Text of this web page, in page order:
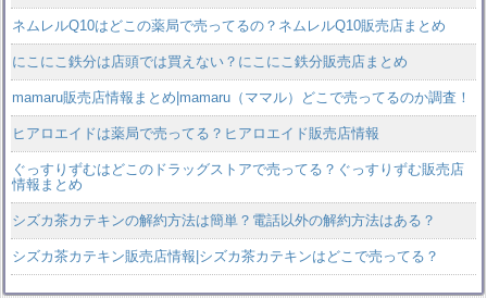
ネムレルQ10はどこの薬局で売ってるの？ネムレルQ10販売店まとめ
にこにこ鉄分は店頭では買えない？にこにこ鉄分販売店まとめ
mamaru販売店情報まとめ|mamaru（ママル）どこで売ってるのか調査！
ヒアロエイドは薬局で売ってる？ヒアロエイド販売店情報
ぐっすりずむはどこのドラッグストアで売ってる？ぐっすりずむ販売店
情報まとめ
シズカ茶カテキンの解約方法は簡単？電話以外の解約方法はある？
シズカ茶カテキン販売店情報|シズカ茶カテキンはどこで売ってる？